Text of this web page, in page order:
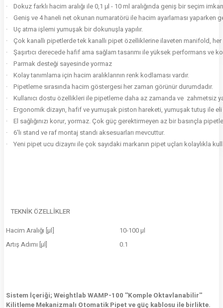
·
Dokuz farklı hacim aralığı ile 0,1 μl - 10 ml aralığında geniş bir seçim
·
Geniş ve 4 haneli net okunan numaratörü ile hacim ayarlaması yaparken
·
Uç atma işlemi yumuşak bir dokunuşla yapılır.
·
Çok kanallı pipetlerde tek kanallı pipet özelliklerine ilaveten manifold,
·
Şaşırtıcı derecede hafif ama sağlam tasarımı ile yüksek performans ve
·
Parmak desteği sayesinde yormaz
·
Kolay tanımlama için hacim aralıklarının renk kodlaması vardır.
·
Pipetleme sırasında hacim göstergesi her zaman görünür durumdadır.
·
Kullanıcı dostu özellikleri ile pipetleme daha az zamanda ve zahmetsiz
·
Ergonomik dizayn, hafif ve yumuşak piston hareketi, yumuşak tutuş ile
·
El sağlığınızı korur, yormaz. Çok güç gerektirmeyen az bir basınçla
·
6'lı stand ve raf montaj standı aksesuarları mevcuttur.
·
Yeni pipet ucu dizaynı ile çok sayıdaki markanın pipet uçları kolaylıkla
TEKNİK ÖZELLİKLER
Hacim Aralığı [µl]
10-100 µl
Artış Adımı [µl]
0.1
Sistem İçeriği; Weightlab WAMP-100 ''Komple Oktavlanabilir''
Kilitleme Mekanizmalı Otomatik Pipet ve güç kablosu ile birlikte.